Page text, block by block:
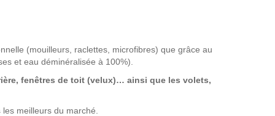
(mouilleurs, raclettes, microfibres) que grâce au
et eau déminéralisée à 100%).
fenêtres de toit (velux)… ainsi que les volets,
meilleurs du marché.